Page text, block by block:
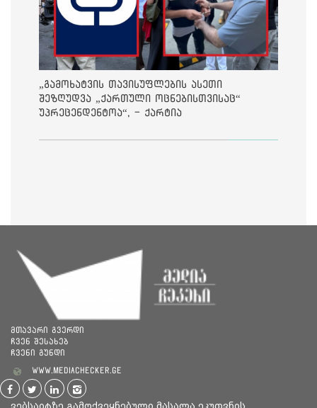
„გამოხატვის თავისუფლების ასეთი
შეზღუდვა „ქართული ოცნებისთვისაც“
უპრეცენდენტოა“, - ქარტია
მთავარი გვერდი
ჩვენ შესახებ
ჩვენი გუნდი
www.mediachecker.ge